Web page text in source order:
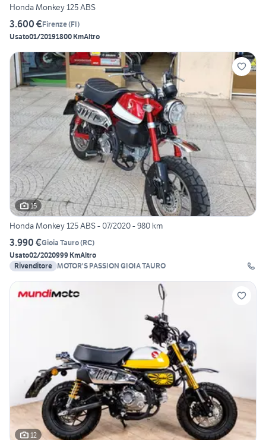
Honda Monkey 125 ABS
3.600 €Firenze(FI)
Usato01/20191800 KmAltro
15
Honda Monkey 125 ABS - 07/2020 - 980 km
3.990 €Gioia Tauro(RC)
Usato02/2020999 KmAltro
Rivenditore MOTOR'S PASSION GIOIA TAURO
12